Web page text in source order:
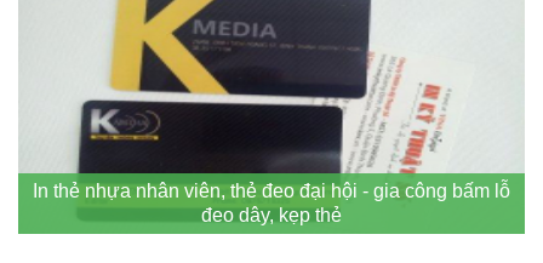
In thẻ nhựa nhân viên, thẻ đeo đại hội - gia công bấm lỗ
đeo dây, kẹp thẻ